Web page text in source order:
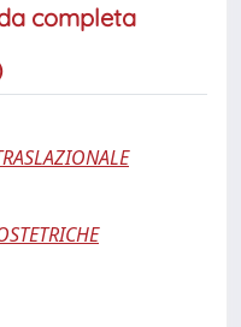
completa